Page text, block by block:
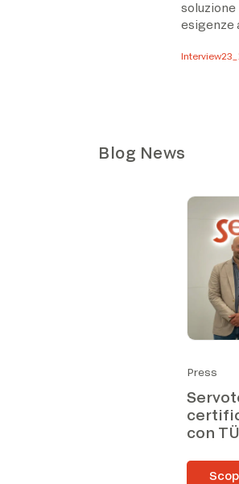
esigenze
Blog News
Press
con